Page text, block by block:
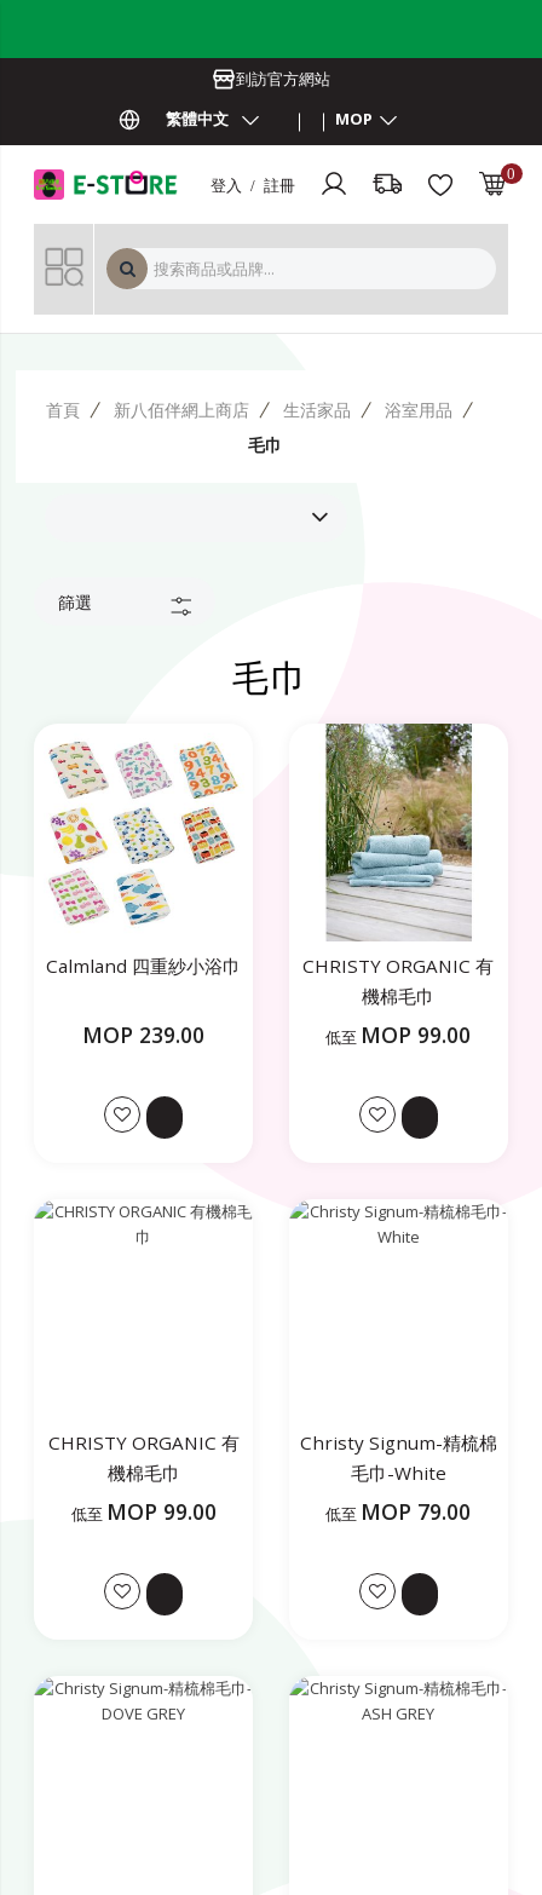
到訪官方網站
繁體中文
MOP
登入 / 註冊
0
首頁 新八佰伴網上商店 生活家品
浴室用品
毛巾
篩選
毛巾
Calmland 四重紗小浴巾
MOP 239.00
CHRISTY ORGANIC 有
機棉毛巾
低至 MOP 99.00
CHRISTY ORGANIC 有
機棉毛巾
低至 MOP 99.00
Christy Signum-精梳棉
毛巾-White
低至 MOP 79.00